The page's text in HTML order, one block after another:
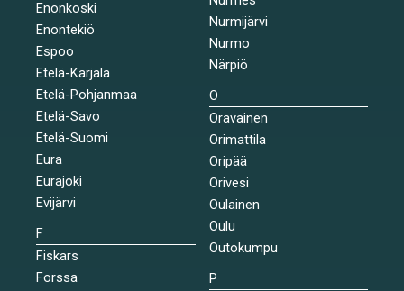
Enonkoski
Enontekiö
Espoo
Etelä-Karjala
Etelä-Pohjanmaa
Etelä-Savo
Etelä-Suomi
Eura
Eurajoki
Evijärvi
F
Fiskars
Forssa
Nurmijärvi
Nurmo
Närpiö
O
Oravainen
Orimattila
Oripää
Orivesi
Oulainen
Oulu
Outokumpu
P